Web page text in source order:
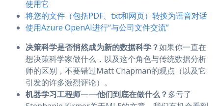
使用它
将您的文件（包括PDF、txt和网页）转换为语音对话
使用Azure OpenAI进行“与公司文件交流”
决策科学是否悄然成为新的数据科学？如果你一直在
想决策科学家做什么，以及这个角色与传统数据分析
师的区别，不要错过Matt Chapman的观点（以及它
引发的许多激烈评论）。
机器学习工程师——他们到底在做什么？多亏了